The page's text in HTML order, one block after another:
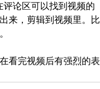
论区可以找到视频的
来，剪辑到视频里。比
看完视频后有强烈的表